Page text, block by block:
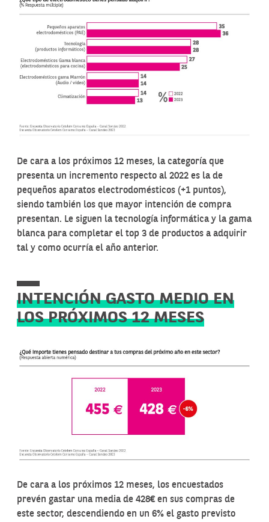
De cara a los próximos 12 meses, la categoría que
presenta un incremento respecto al 2022 es la de
pequeños aparatos electrodomésticos (+1 puntos),
siendo también los que mayor intención de compra
presentan. Le siguen la tecnología informática y la gama
blanca para completar el top 3 de productos a adquirir
tal y como ocurría el año anterior.
INTENCIÓN GASTO MEDIO EN
LOS PRÓXIMOS 12 MESES
De cara a los próximos 12 meses, los encuestados
prevén gastar una media de 428€ en sus compras de
este sector, descendiendo en un 6% el gasto previsto